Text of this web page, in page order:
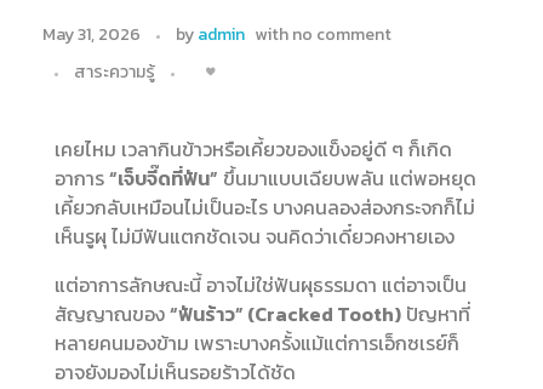
May 31, 2026 byadmin withno comment
สาระความรู้
เคยไหม เวลากินข้าวหรือเคี้ยวของแข็งอยู่ดี ๆ ก็เกิด
อาการ“เจ็บจี๊ดที่ฟัน” ขึ้นมาแบบเฉียบพลัน แต่พอหยุด
เคี้ยวกลับเหมือนไม่เป็นอะไร บางคนลองส่องกระจกก็ไม่
เห็นรูผุ ไม่มีฟันแตกชัดเจน จนคิดว่าเดี๋ยวคงหายเอง
แต่อาการลักษณะนี้ อาจไม่ใช่ฟันผุธรรมดา แต่อาจเป็น
สัญญาณของ“ฟันร้าว” (Cracked Tooth) ปัญหาที่
หลายคนมองข้าม เพราะบางครั้งแม้แต่การเอ็กซเรย์ก็
อาจยังมองไม่เห็นรอยร้าวได้ชัด